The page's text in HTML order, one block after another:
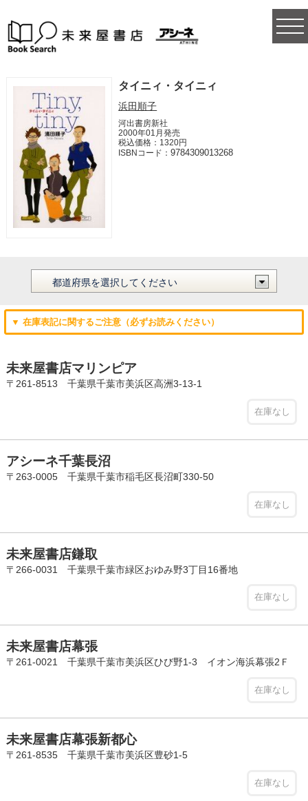
タイニィ・タイニィ
浜田順子
河出書房新社
2000年01月発売
税込価格：1320円
ISBNコード：9784309013268
▼ 在庫表記に関するご注意（必ずお読みください）
未来屋書店マリンピア
〒261-8513 千葉県千葉市美浜区高洲3-13-1
在庫なし
アシーネ千葉長沼
〒263-0005 千葉県千葉市稲毛区長沼町330-50
在庫なし
未来屋書店鎌取
〒266-0031 千葉県千葉市緑区おゆみ野3丁目16番地
在庫なし
未来屋書店幕張
〒261-0021 千葉県千葉市美浜区ひび野1-3 イオン海浜幕張2Ｆ
在庫なし
未来屋書店幕張新都心
〒261-8535 千葉県千葉市美浜区豊砂1-5
在庫なし